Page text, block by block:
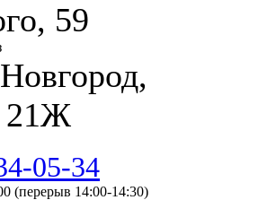
59
21Ж
05-34
(перерыв 14:00-14:30)